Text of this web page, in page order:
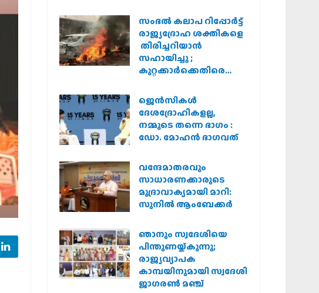
സംഭൽ കലാപ റിപ്പോർട്ട്
രാജ്യദ്രോഹ ശക്തികളെ
തിരിച്ചറിയാൻ
സഹായിച്ചു ;
കുറ്റക്കാർക്കെതിരെ
വേണമെന്ന് വിശ്വഹിന്ദു
പരിഷത്ത്
ജെന്‍സികള്‍
ദേശദ്രോഹികളല്ല,
നമ്മുടെ തന്നെ ഭാഗം :
ഡോ. മോഹന്‍ ഭാഗവത്
വന്ദേമാതരവും
സാധാരണക്കാരുടെ
മുദ്രാവാക്യമായി മാറി:
സുനിൽ ആംബേക്കർ
ഞാനും സ്വദേശിയെ
പിന്തുണയ്ക്കുന്നു;
രാജ്യവ്യാപക
കാമ്പയിനുമായി സ്വദേശി
ജാഗരണ്‍ മഞ്ച്